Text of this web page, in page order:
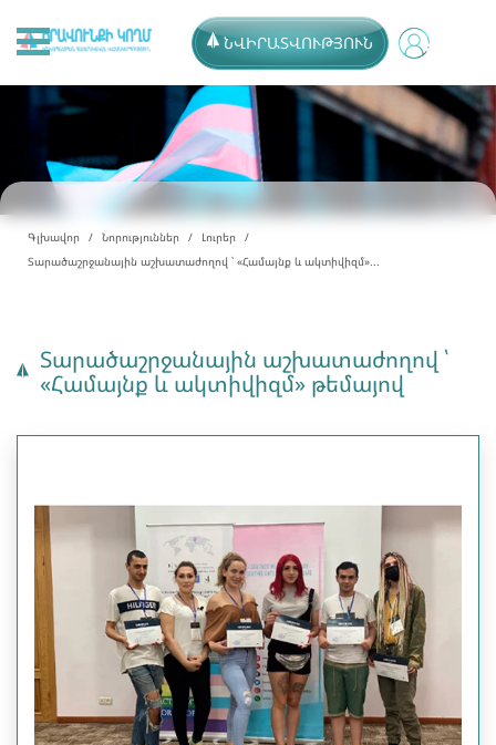
ՆՎԻՐԱՏՎՈՒԹՅՈՒՆ
Գլխավոր Նորություններ
Լուրեր
Տարածաշրջանային աշխատաժողով ՝ «Համայնք և ակտիվիզմ»...
Տարածաշրջանային աշխատաժողով ՝
«Համայնք և ակտիվիզմ» թեմայով